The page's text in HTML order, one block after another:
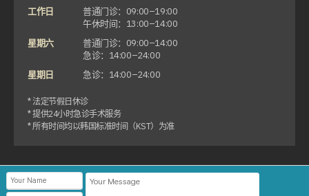
工作日
普通门诊：09:00–19:00
午休时间：13:00–14:00
星期六
普通门诊：09:00–14:00
急诊：14:00–24:00
星期日
急诊：14:00–24:00
* 法定节假日休诊
* 提供24小时急诊手术服务
* 所有时间均以韩国标准时间（KST）为准